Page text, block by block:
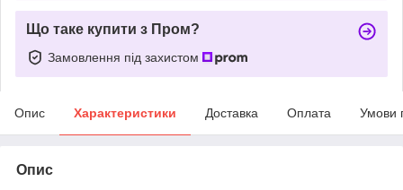
Що таке купити з Пром?
Замовлення під захистом
Опис Характеристики Доставка Оплата Умови
Опис